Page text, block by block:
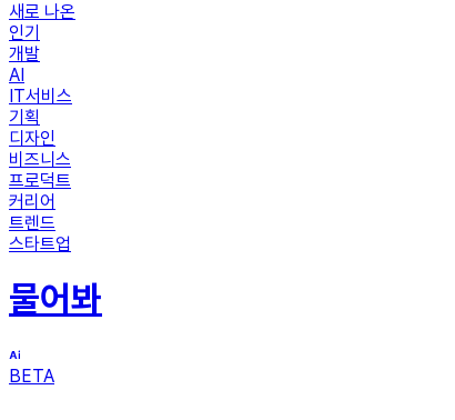
새로 나온
인기
개발
AI
IT서비스
기획
디자인
비즈니스
프로덕트
커리어
트렌드
스타트업
물어봐
BETA